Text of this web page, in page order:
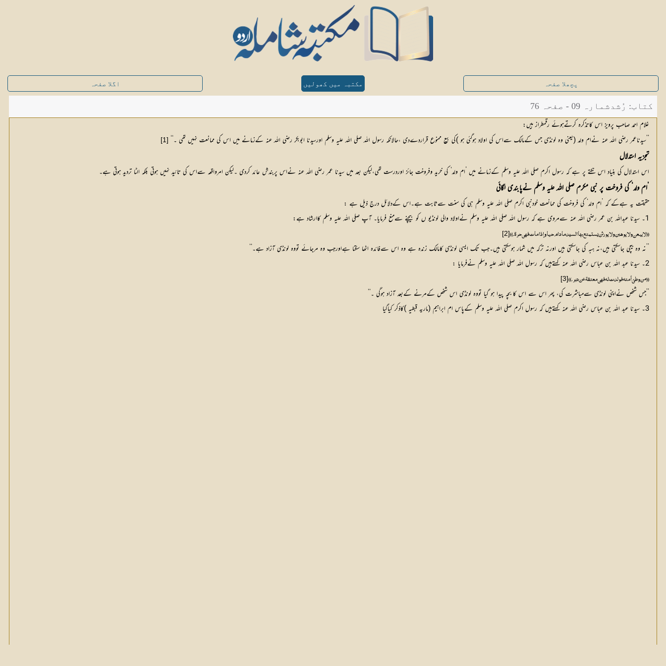
پچھلا صفحہ مکتبہ میں کھولیں اگلا صفحہ
کتاب: رُشدشمارہ 09 - صفحہ 76
غلام احمد صاحب پرویز اس کاتذکرہ کرتےہوئے رقمطراز ہیں:
’’سیدناعمر رضی اللہ عنہ نےام ولد (یعنی وہ لونڈی جس کےمالک سےاس کی اولاد ہوگئی ہو )کی بیع ممنوع قراردےدی ،حالانکہ رسول اللہ صلی اللہ علیہ وسلم اورسیدنا ابوبکر رضی اللہ عنہ کےزمانے میں اس کی ممانعت نہیں تھی ۔‘‘
[1]
تجزیہ استدلال
اس استدلال کی بنیاد اس نکتے پر ہے کہ رسول اکرم صلی اللہ علیہ وسلم کےزمانے میں ’ام ولد‘ کی خرید وفروخت جائز اوردرست تھی،لیکن بعد میں سیدنا عمر رضی اللہ عنہ نےاس پربندش عائد کردی ۔لیکن امرواقعہ سےاس کی تائید نہیں ہوتی بلکہ الٹا تردید ہوتی ہے۔
’ام ولد‘ کی فروخت پر نبی مکرم صلی اللہ علیہ وسلم نےپابندی لگائی
حقیقت یہ ہےکے کہ ’ام ولد‘ کی فروخت کی ممانعت خودنبی اکرم صلی اللہ علیہ وسلم ہی کی سنت سےثابت ہے۔اس کےدلائل درج ذیل ہے :
1۔ سیدنا عبداللہ بن عمر رضی اللہ عنہ سےمروی ہے کہ رسول اللہ صلی اللہ علیہ وسلم نےاولاد والی لونڈیو ں کو بیچنے سےمنع فرمایا۔ آپ صلی اللہ علیہ وسلم کاارشاد ہے:
((لا يبعن ولا يوهبن ولا يورثن يستمتع بها السيد مادام حيا وإذا مات فهي حرة.))[2]
’’نہ وہ بیچی جاسکتی ہیں،نہ ہبہ کی جاسکتی ہیں اورنہ ترکہ میں شمار ہوسکتی ہیں۔جب تک ایسی لونڈی کامالک زندہ ہے وہ اس سےفائدہ اٹھا سکتا ہےاورجب وہ مرجائے تووہ لونڈی آزاد ہے۔‘‘
2۔ سیدنا عبد اللہ بن عباس رضی اللہ عنہ کہتےہیں کہ رسول اللہ صلی اللہ علیہ وسلم نےفرمایا :
((من وطئ أمته فولدت له فهي معتقة عن دبر.))[3]
’’جس شخص نےاپنی لونڈی سےمباشرت کی، پھر اس سے اس کا بچہ پیدا ہو گیا تووہ لونڈی اس شخص کےمرنے کےبعد آزاد ہوگی ۔‘‘
3۔ سیدنا عبد اللہ بن عباس رضی اللہ عنہ کہتےہیں کہ رسول اکرم صلی اللہ علیہ وسلم کےپاس ام ابراہیم (ماریہ قبطیہ )کاذکر کیاگیا